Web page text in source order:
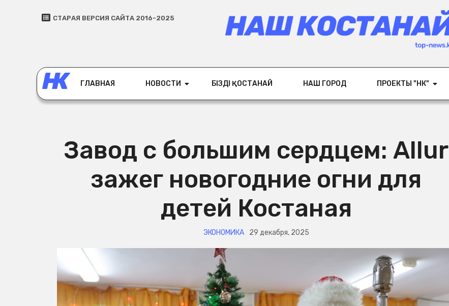
СТАРАЯ ВЕРСИЯ САЙТА 2016-2025
ГЛАВНАЯ НОВОСТИ БІЗДІҢ ҚОСТАНАЙ НАШ ГОРОД ПРОЕКТЫ "НК"
Завод с большим сердцем: Allur
зажег новогодние огни для
детей Костаная
ЭКОНОМИКА 29 декабря, 2025